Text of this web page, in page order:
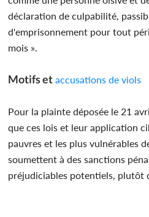
déclaration de culpabilité,
d'emprisonnement pour tout
mois ».
Motifs et accusations de viols
Pour la plainte déposée le 21
que ces lois et leur application
pauvres et les plus vulnérables
soumettent à des sanctions
préjudiciables potentiels, plutôt